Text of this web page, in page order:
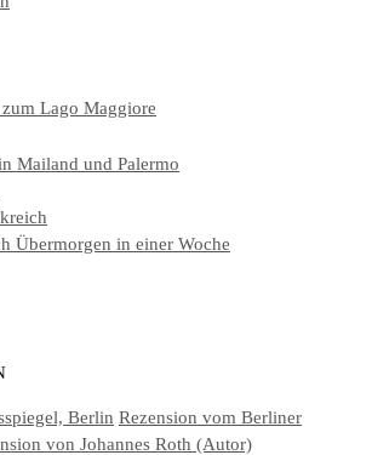
Lago Maggiore
Mailand und Palermo
Übermorgen in einer Woche
Berlin Rezension vom Berliner
von Johannes Roth (Autor)